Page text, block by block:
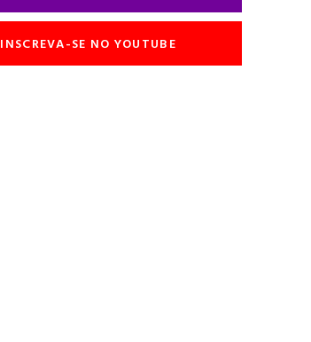
INSCREVA-SE NO YOUTUBE